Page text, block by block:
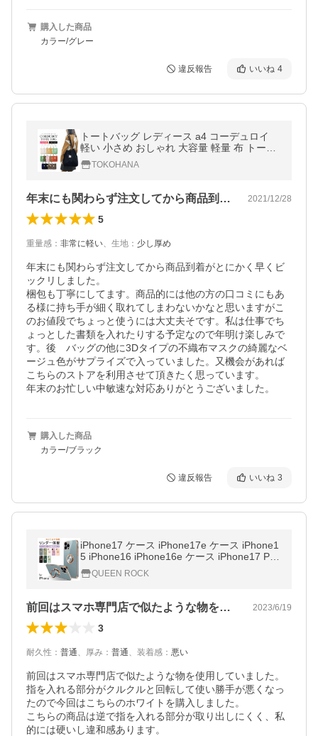
購入した商品
カラー/グレー
違反報告 いいね 4
トートバッグ レディース a4 コーデュロイ
軽い 小さめ おしゃれ 大容量 軽量 布 トート
ヒョウ柄 アニマル柄 通学 通勤 メンズ 送料
無料TOKOHANA
年末にも関わらず注文してから商品到着が… 2021/12/28
5
重量感 ： 非常に軽い、 生地 ： 少し厚め
年末にも関わらず注文してから商品到着がとにかく早くビ
ックリしました。
梱包も丁寧にしてます。商品的には他の方の口コミにもあ
る様に持ち手が細く取れてしまわないかなと思いますがこ
のお値段でちょっと使うには大丈夫そです。私は仕事でち
ょっとした書類を入れたりする予定なので年明け楽しみで
す。後　バッグの他に3Dタイプの不織布マスクの綺麗なベ
ージュ色がサプライズで入っていました。又機会があれば
こちらのストアを利用させて頂きたく思っています。
年末のお忙しい中敏速な対応ありがとうございました。
購入した商品
カラー/ブラック
違反報告 いいね 3
iPhone17 ケース iPhone17e ケース iPhone1
5 iPhone16 iPhone16e ケース iPhone17 Pro
Max Plus Air iPhone14 iPhone13 iPhone12
mini 11 SE3 ケース リング付き
QUEEN ROCK
前回はスマホ専門店で似たような物を使用… 2023/6/19
3
耐久性 ： 普通、 厚み ： 普通、 装着感 ： 悪い
前回はスマホ専門店で似たような物を使用していました。
指を入れる部分がクルクルと回転して使い勝手が悪くなっ
たので今回はこちらのホワイトを購入しました。
こちらの商品は逆で指を入れる部分が取り出しにくく、私
的には硬いし違和感あります。